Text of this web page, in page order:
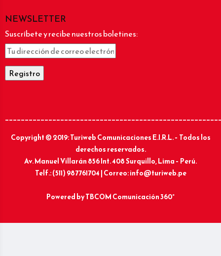
NEWSLETTER
Suscríbete y recibe nuestros boletines:
Copyright © 2019: Turiweb Comunicaciones E.I.R.L. – Todos los
derechos reservados.
Av. Manuel Villarán 856 Int. 408 Surquillo, Lima – Perú.
Telf.: (511) 987761704 | Correo: info@turiweb.pe
Powered byTBCOM Comunicación 360°